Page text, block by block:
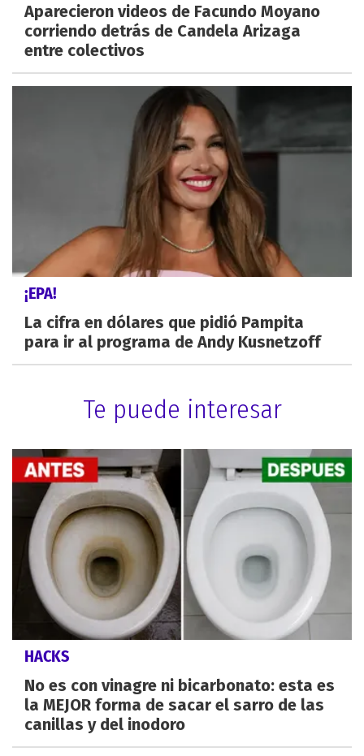
Aparecieron videos de Facundo Moyano
corriendo detrás de Candela Arizaga
entre colectivos
¡EPA!
La cifra en dólares que pidió Pampita
para ir al programa de Andy Kusnetzoff
Te puede interesar
HACKS
No es con vinagre ni bicarbonato: esta es
la MEJOR forma de sacar el sarro de las
canillas y del inodoro